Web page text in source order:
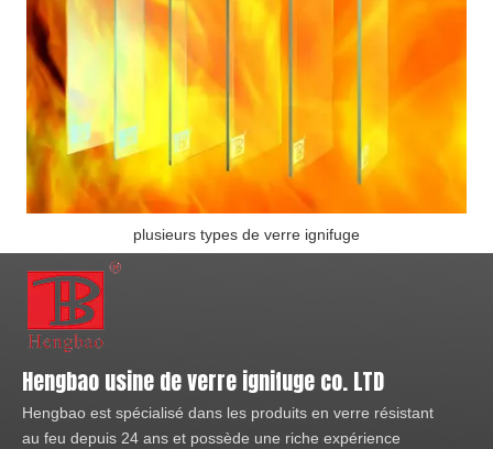
plusieurs types de verre ignifuge
Hengbao usine de verre ignifuge co. LTD
Hengbao est spécialisé dans les produits en verre résistant
au feu depuis 24 ans et possède une riche expérience